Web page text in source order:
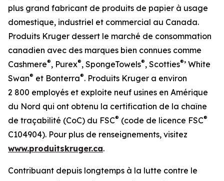
plus grand fabricant de produits de papier à usage
domestique, industriel et commercial au Canada.
Produits Kruger dessert le marché de consommation
canadien avec des marques bien connues comme
Cashmere®, Purex®, SpongeTowels®, Scotties®’ White
Swan® et Bonterra®. Produits Kruger a environ
2 800 employés et exploite neuf usines en Amérique
du Nord qui ont obtenu la certification de la chaîne
de traçabilité (CoC) du FSC® (code de licence FSC®
C104904). Pour plus de renseignements, visitez
www.produitskruger.ca.
Contribuant depuis longtemps à la lutte contre le